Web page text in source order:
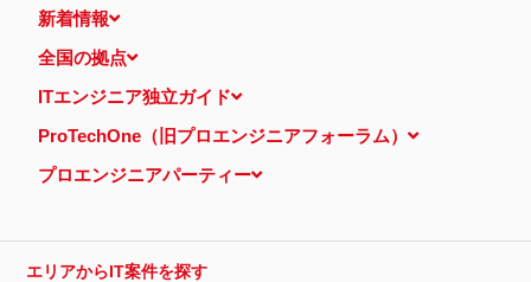
新着情報
全国の拠点
ITエンジニア独立ガイド
ProTechOne（旧プロエンジニアフォーラム）
プロエンジニアパーティー
エリアからIT案件を探す